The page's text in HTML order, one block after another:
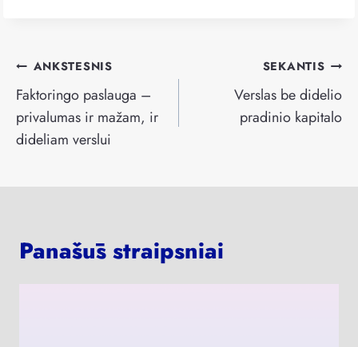
Navigacija
tarp
įrašų
ANKSTESNIS
Faktoringo paslauga –
privalumas ir mažam, ir
dideliam verslui
SEKANTIS
Verslas be didelio
pradinio kapitalo
Panašūs straipsniai